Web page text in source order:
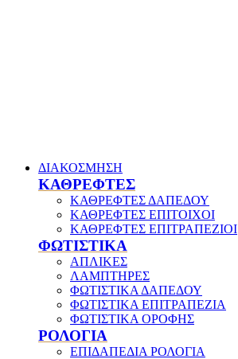
ΔΙΑΚΟΣΜΗΣΗ
ΚΑΘΡΕΦΤΕΣ
ΚΑΘΡΕΦΤΕΣ ΔΑΠΕΔΟΥ
ΚΑΘΡΕΦΤΕΣ ΕΠΙΤΟΙΧΟΙ
ΚΑΘΡΕΦΤΕΣ ΕΠΙΤΡΑΠΕΖΙΟΙ
ΦΩΤΙΣΤΙΚΑ
ΑΠΛΙΚΕΣ
ΛΑΜΠΤΗΡΕΣ
ΦΩΤΙΣΤΙΚΑ ΔΑΠΕΔΟΥ
ΦΩΤΙΣΤΙΚΑ ΕΠΙΤΡΑΠΕΖΙΑ
ΦΩΤΙΣΤΙΚΑ ΟΡΟΦΗΣ
ΡΟΛΟΓΙΑ
ΕΠΙΔΑΠΕΔΙΑ ΡΟΛΟΓΙΑ